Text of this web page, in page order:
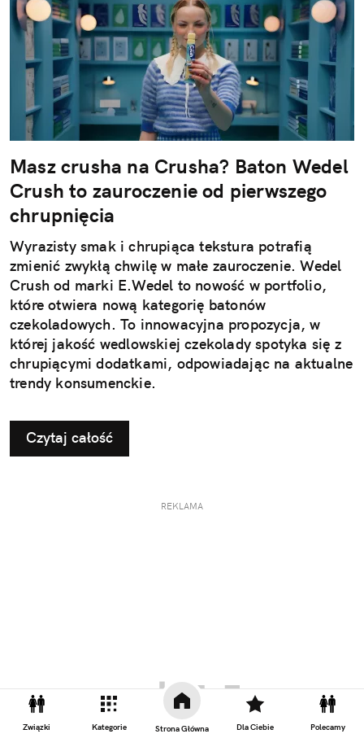
Związki Kategorie Strona Główna Dla Ciebie Polecamy
Masz crusha na Crusha? Baton Wedel
Crush to zauroczenie od pierwszego
chrupnięcia
Wyrazisty smak i chrupiąca tekstura potrafią
zmienić zwykłą chwilę w małe zauroczenie. Wedel
Crush od marki E.Wedel to nowość w portfolio,
które otwiera nową kategorię batonów
czekoladowych. To innowacyjna propozycja, w
której jakość wedlowskiej czekolady spotyka się z
chrupiącymi dodatkami, odpowiadając na aktualne
trendy konsumenckie.
Czytaj całość
REKLAMA